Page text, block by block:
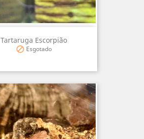
Tartaruga Escorpião
 Esgotado